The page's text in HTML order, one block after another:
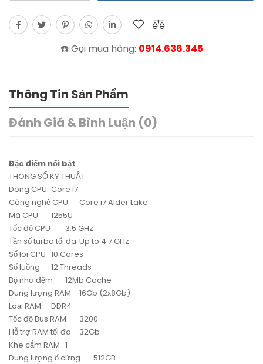
☎️ Gọi mua hàng: 0914.636.345
Thông Tin Sản Phẩm
Đánh Giá & Bình Luận (0)
Đặc điểm nổi bật
THÔNG SỐ KỸ THUẬT
Dòng CPU Core i7
Công nghệ CPU
Core i7 Alder Lake
Mã CPU
1255U
Tốc độ CPU
3.5 GHz
Tần số turbo tối đa Up to 4.7 GHz
Số lõi CPU 10 Cores
Số luồng
12 Threads
Bộ nhớ đệm
12Mb Cache
Dung lượng RAM
16Gb (2x8Gb)
Loại RAM
DDR4
Tốc độ Bus RAM
3200
Hỗ trợ RAM tối đa
32Gb
Khe cắm RAM 1
Dung lượng ổ cứng
512GB